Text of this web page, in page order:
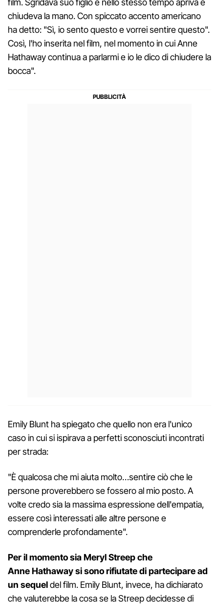
film. Sgridava suo figlio e nello stesso tempo apriva e
chiudeva la mano. Con spiccato accento americano
ha detto: "Sì, io sento questo e vorrei sentire questo".
Così, l'ho inserita nel film, nel momento in cui Anne
Hathaway continua a parlarmi e io le dico di chiudere la
bocca".
Emily Blunt ha spiegato che quello non era l'unico
caso in cui si ispirava a perfetti sconosciuti incontrati
per strada:
"È qualcosa che mi aiuta molto…sentire ciò che le
persone proverebbero se fossero al mio posto. A
volte credo sia la massima espressione dell'empatia,
essere così interessati alle altre persone e
comprenderle profondamente".
Per il momento sia Meryl Streep che
Anne Hathaway si sono rifiutate di partecipare ad
un sequeldel film. Emily Blunt, invece, ha dichiarato
che valuterebbe la cosa se la Streep decidesse di